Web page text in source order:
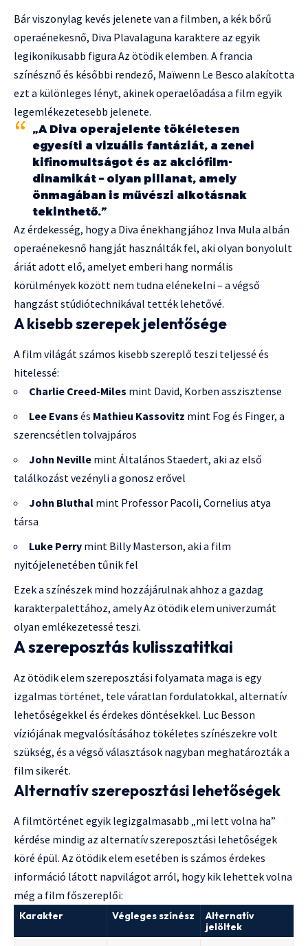
Bár viszonylag kevés jelenete van a filmben, a kék bőrű
operaénekesnő, Diva Plavalaguna karaktere az egyik
legikonikusabb figura Az ötödik elemben. A francia
színésznő és későbbi rendező, Maïwenn Le Besco alakította
ezt a különleges lényt, akinek operaelőadása a film egyik
legemlékezetesebb jelenete.
„A Diva operajelente tökéletesen
egyesíti a vizuális fantáziát, a zenei
kifinomultságot és az akciófilm-
dinamikát – olyan pillanat, amely
önmagában is művészi alkotásnak
tekinthető.”
Az érdekesség, hogy a Diva énekhangjához Inva Mula albán
operaénekesnő hangját használták fel, aki olyan bonyolult
áriát adott elő, amelyet emberi hang normális
körülmények között nem tudna elénekelni – a végső
hangzást stúdiótechnikával tették lehetővé.
A kisebb szerepek jelentősége
A film világát számos kisebb szereplő teszi teljessé és
hitelessé:
Charlie Creed-Miles mint David, Korben asszisztense
Lee Evans és Mathieu Kassovitz mint Fog és Finger, a
szerencsétlen tolvajpáros
John Neville mint Általános Staedert, aki az első
találkozást vezényli a gonosz erővel
John Bluthal mint Professor Pacoli, Cornelius atya
társa
Luke Perry mint Billy Masterson, aki a film
nyitójelenetében tűnik fel
Ezek a színészek mind hozzájárulnak ahhoz a gazdag
karakterpalettához, amely Az ötödik elem univerzumát
olyan emlékezetessé teszi.
A szereposztás kulisszatitkai
Az ötödik elem szereposztási folyamata maga is egy
izgalmas történet, tele váratlan fordulatokkal, alternatív
lehetőségekkel és érdekes döntésekkel. Luc Besson
víziójának megvalósításához tökéletes színészekre volt
szükség, és a végső választások nagyban meghatározták a
film sikerét.
Alternatív szereposztási lehetőségek
A filmtörténet egyik legizgalmasabb „mi lett volna ha”
kérdése mindig az alternatív szereposztási lehetőségek
köré épül. Az ötödik elem esetében is számos érdekes
információ látott napvilágot arról, hogy kik lehettek volna
még a film főszereplői:
Karakter Végleges színész
Alternatív
jelöltek